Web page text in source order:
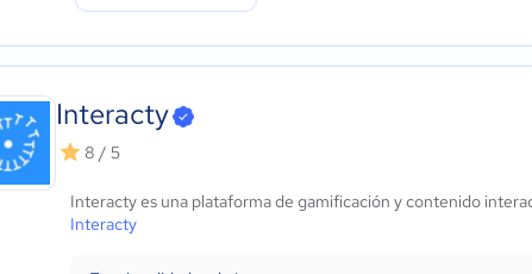
Interacty
8 / 5
Interacty es una plataforma de gamificación y contenido
Interacty